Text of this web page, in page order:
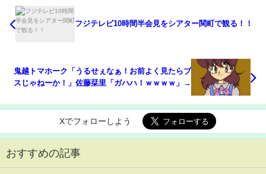
フジテレビ10時間半会見をシアター関町で観る！！
鬼越トマホーク「うるせぇなぁ！お前よく見たらブ
スじゃねーか！」佐藤栞里「ガハハ！ｗｗｗｗ」→
Xでフォローしよう
おすすめの記事